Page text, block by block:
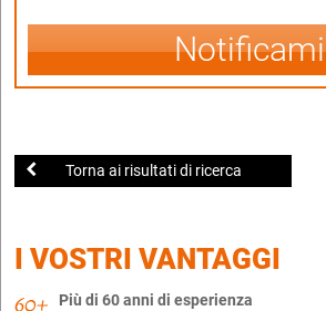
Notificami
Torna ai risultati di ricerca
I VOSTRI VANTAGGI
Più di 60 anni di esperienza